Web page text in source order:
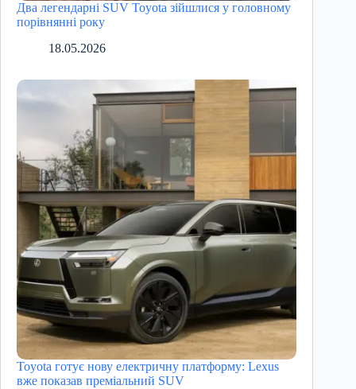
Два легендарні SUV Toyota зійшлися у головному
порівнянні року
18.05.2026
Toyota готує нову електричну платформу: Lexus
вже показав преміальний SUV